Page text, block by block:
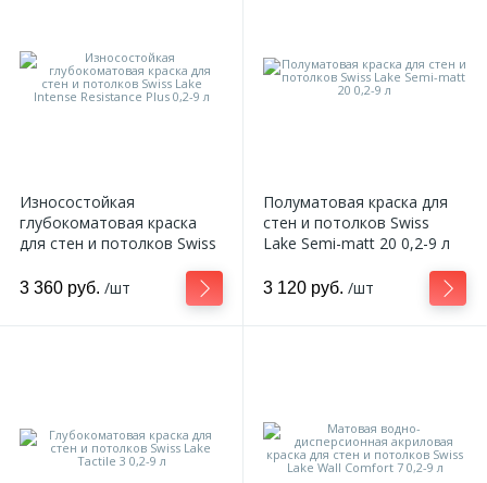
Износостойкая
глубокоматовая краска
для стен и потолков Swiss
Plus 0,2-9 л
3 360 руб. /шт
Полуматовая краска для
стен и потолков Swiss
Lake Semi-matt 20 0,2-9 л
3 120 руб. /шт